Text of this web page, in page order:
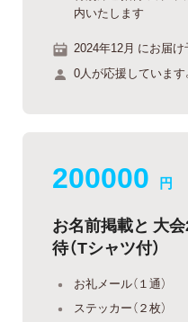
内いたします
2024年12月 にお届け
0人が応援しています
200000 円
お名前掲載と 大
待（Tシャツ付）
お礼メール（１通）
ステッカー（２枚）